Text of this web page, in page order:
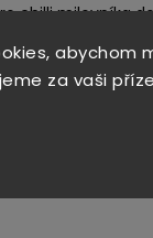
abychom
za vaši
chilli milovníka
znít.